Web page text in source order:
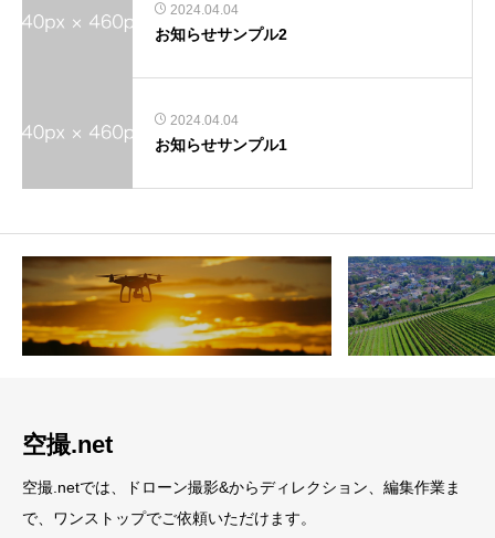
2024.04.04
お知らせサンプル2
2024.04.04
お知らせサンプル1
空撮.net
空撮.netでは、ドローン撮影&からディレクション、編集作業ま
で、ワンストップでご依頼いただけます。